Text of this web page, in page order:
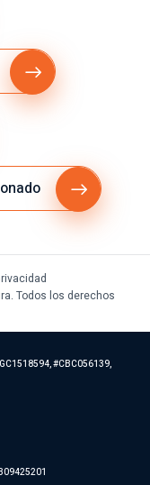
Todos los derechos
#CBC056139,